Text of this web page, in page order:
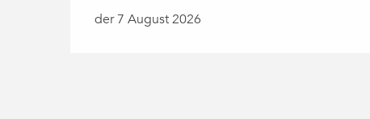
der 7 August 2026